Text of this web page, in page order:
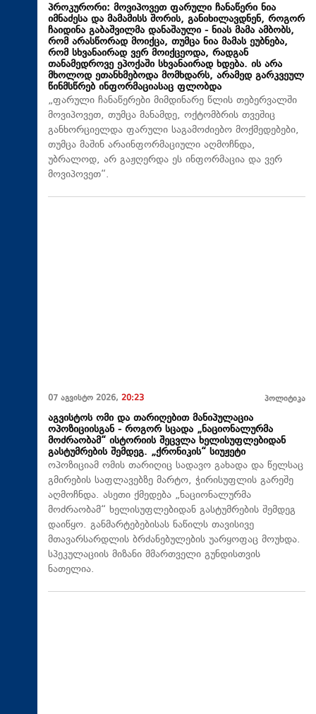
პროკურორი: მოვიპოვეთ ფარული ჩანაწერი ნია
იმნაძესა და მამამისს შორის, განიხილავდნენ, როგორ
ჩაიდინა გაბაშვილმა დანაშაული - ნიას მამა ამბობს,
რომ არასწორად მოიქცა, თუმცა ნია მამას ეუბნება,
რომ სხვანაირად ვერ მოიქცეოდა, რადგან
თანამედროვე ეპოქაში სხვანაირად ხდება. ის არა
მხოლოდ ეთანხმებოდა მომხდარს, არამედ გარკვეულ
წინმსწრებ ინფორმაციასაც ფლობდა
„ფარული ჩანაწერები მიმდინარე წლის თებერვალში
მოვიპოვეთ, თუმცა მანამდე, ოქტომბრის თვეშიც
განხორციელდა ფარული საგამოძიებო მოქმედებები,
თუმცა მაშინ არაინფორმაციული აღმოჩნდა,
უბრალოდ, არ გაჟღერდა ეს ინფორმაცია და ვერ
მოვიპოვეთ“.
07 აგვისტო 2026, 20:23 პოლიტიკა
აგვისტოს ომი და თარიღებით მანიპულაცია
ოპოზიციისგან - როგორ სცადა „ნაციონალურმა
მოძრაობამ“ ისტორიის შეცვლა ხელისუფლებიდან
გასტუმრების შემდეგ. „ქრონიკის“ სიუჟეტი
ოპოზიციამ ომის თარიღიც სადავო გახადა და წელსაც
გმირების საფლავებზე მარტო, ჭირისუფლის გარეშე
აღმოჩნდა. ასეთი ქმედება „ნაციონალურმა
მოძრაობამ“ ხელისუფლებიდან გასტუმრების შემდეგ
დაიწყო. განმარტებებისას ნაწილს თავისივე
მთავარსარდლის ბრძანებულების უარყოფაც მოუხდა.
სპეკულაციის მიზანი მმართველი გუნდისთვის
ნათელია.